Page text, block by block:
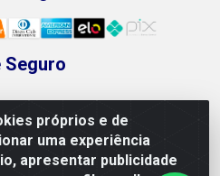
próprios e de
uma experiência
apresentar publicidade
Seguro